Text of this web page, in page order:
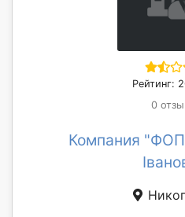
Рейтинг:
0
Компания "ФОП